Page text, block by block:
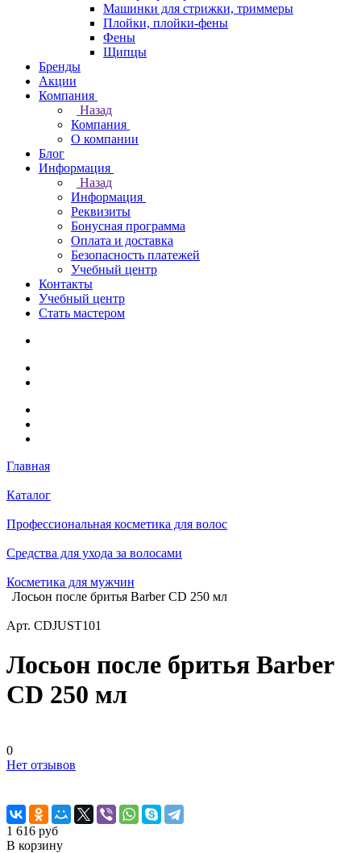
Машинки для стрижки, триммеры
Плойки, плойки-фены
Фены
Щипцы
Бренды
Акции
Компания
Назад
Компания
О компании
Блог
Информация
Назад
Информация
Реквизиты
Бонусная программа
Оплата и доставка
Безопасность платежей
Учебный центр
Контакты
Учебный центр
Стать мастером
Главная
Каталог
Профессиональная косметика для волос
Средства для ухода за волосами
Косметика для мужчин
Лосьон после бритья Barber CD 250 мл
Арт. CDJUST101
Лосьон после бритья Barber
CD 250 мл
0
Нет отзывов
1 616 руб
В корзину